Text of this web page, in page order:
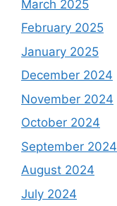
March 2025
February 2025
January 2025
December 2024
November 2024
October 2024
September 2024
August 2024
July 2024